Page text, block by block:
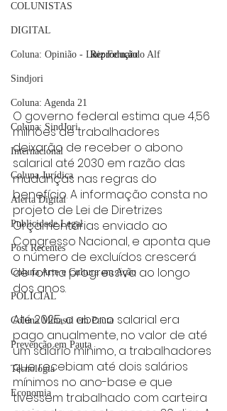
COLUNISTAS
DIGITAL
Coluna: Opinião - Luiz Fernando Alf
Sindjori
Coluna: Agenda 21
Coluna: SindJori
Internacional
Coluna Jurídica
Alerta Digital
Publicidade Legal
Post Recentes
Coluna Arte e Cultura em Ação
POLICIAL
Coluna Minasul em Pauta
Prevenção em Pauta
Tecnologia
Economia
Reprodução
O governo federal estima que 4,56
milhões de trabalhadores
deixarão de receber o abono
salarial até 2030 em razão das
mudanças nas regras do
benefício. A informação consta no
projeto de Lei de Diretrizes
Orçamentárias enviado ao
Congresso Nacional, e aponta que
o número de excluídos crescerá
de forma progressiva ao longo
dos anos.
Até 2025, o abono salarial era
pago anualmente, no valor de até
um salário mínimo, a trabalhadores
que recebiam até dois salários
mínimos no ano-base e que
tivessem trabalhado com carteira